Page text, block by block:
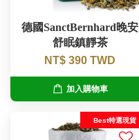
德國SanctBernhard晚安
舒眠鎮靜茶
NT$ 390 TWD
加入購物車
Best特選現貨